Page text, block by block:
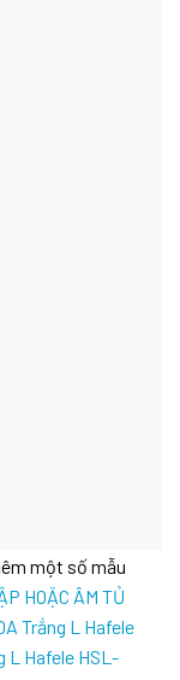
một số mẫu
HOẶC ÂM TỦ
Trắng L Hafele
L Hafele HSL-